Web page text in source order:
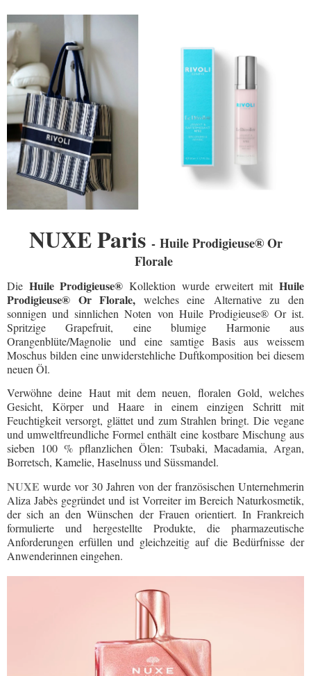
NUXE Paris - Huile Prodigieuse® Or
Florale
DieHuile Prodigieuse®Kollektion wurde erweitert mitHuile
Prodigieuse® Or Florale, welches eine
Alternative zu den
sonnigen und sinnlichen Noten von Huile Prodigieuse® Or ist.
Spritzige Grapefruit, eine blumige Harmonie aus
Orangenblüte/Magnolie und eine samtige Basis aus weissem
Moschus bilden eine unwiderstehliche Duftkomposition bei diesem
neuen Öl.
Verwöhne deine Haut mit dem neuen, floralen Gold, welches
Gesicht, Körper und Haare in einem einzigen Schritt mit
Feuchtigkeit versorgt, glättet und zum Strahlen bringt. Die vegane
und umweltfreundliche Formel enthält eine kostbare Mischung aus
sieben 100 % pflanzlichen Ölen: Tsubaki, Macadamia, Argan,
Borretsch, Kamelie, Haselnuss und Süssmandel.
NUXE wurde vor 30 Jahren von der französischen Unternehmerin
Aliza Jabès gegründet und ist Vorreiter im Bereich Naturkosmetik,
der sich an den Wünschen der Frauen orientiert. In Frankreich
formulierte und hergestellte Produkte, die pharmazeutische
Anforderungen erfüllen und gleichzeitig auf die Bedürfnisse der
Anwenderinnen eingehen.